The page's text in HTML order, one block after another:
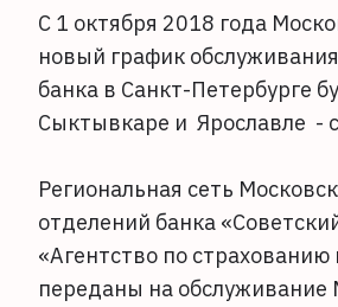
С 1 октября 2018 года
новый график
банка в Санкт-Петербурге
Сыктывкаре и Ярославле -
Региональная сеть
отделений банка
«Агентство по
переданы на обслуживание